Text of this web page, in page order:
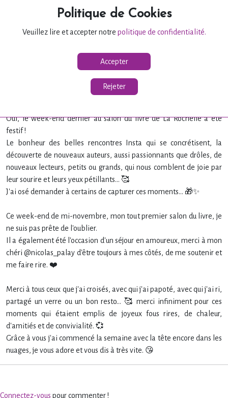
Politique de Cookies
Veuillez lire et accepter notre politique de confidentialité.
Accepter
Rejeter
😍📚 WEEK-END FESTIF 🤩📚
Oui, le week-end dernier au salon du livre de La Rochelle a été
festif !
Le bonheur des belles rencontres Insta qui se concrétisent, la
découverte de nouveaux auteurs, aussi passionnants que drôles, de
nouveaux lecteurs, petits ou grands, qui nous comblent de joie par
leur sourire et leurs yeux pétillants... 🥰
J'ai osé demander à certains de capturer ces moments... 🎁✨
Ce week-end de mi-novembre, mon tout premier salon du livre, je
ne suis pas prête de l'oublier.
Il a également été l'occasion d'un séjour en amoureux, merci à mon
chéri @nicolas_palay d'être toujours à mes côtés, de me soutenir et
me faire rire. ❤️
Merci à tous ceux que j'ai croisés, avec qui j'ai papoté, avec qui j'ai ri,
partagé un verre ou un bon resto... 🥰 merci infiniment pour ces
moments qui étaient emplis de joyeux fous rires, de chaleur,
d'amitiés et de convivialité. 💞
Grâce à vous j'ai commencé la semaine avec la tête encore dans les
nuages, je vous adore et vous dis à très vite. 😘
Connectez-vous pour commenter !